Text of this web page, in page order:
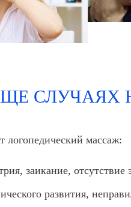
СЛУЧАЯХ
логопедический массаж:
заикание,
развития,